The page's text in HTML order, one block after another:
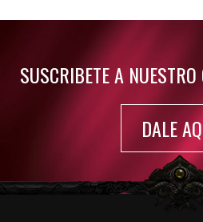
SUSCRIBETE A
DALE